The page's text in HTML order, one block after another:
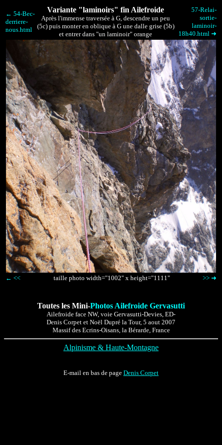
← 54-Bec-
derriere-
nous.html
Variante "laminoirs" fin Ailefroide
Après l'immense traversée à G, descendre un peu
(5c) puis monter en oblique à G une dalle grise (5b)
et entrer dans "un laminoir" orange
57-Relai-
sortie-
laminoir-
18h40.html ➜
← << taille photo width="1002" x height="1111" >> ➜
Toutes les Mini-Photos Ailefroide Gervasutti
Ailefroide face NW, voie Gervasutti-Devies, ED-
Denis Corpet et Noël Dupré la Tour, 5 aout 2007
Massif des Ecrins-Oisans, la Bérarde, France
Alpinisme & Haute-Montagne
E-mail en bas de page Denis Corpet